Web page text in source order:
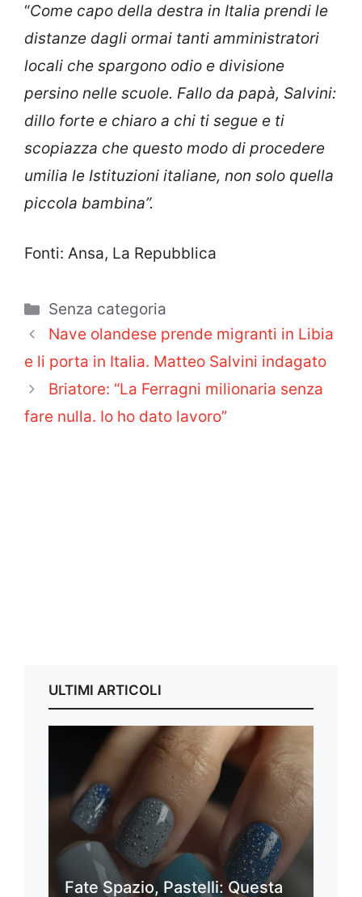
“Come capo della destra in Italia prendi le
distanze dagli ormai tanti amministratori
locali che spargono odio e divisione
persino nelle scuole. Fallo da papà, Salvini:
dillo forte e chiaro a chi ti segue e ti
scopiazza che questo modo di procedere
umilia le Istituzioni italiane, non solo quella
piccola bambina”.
Fonti: Ansa, La Repubblica
Categorie
Senza categoria
Nave olandese prende migranti in Libia
e li porta in Italia. Matteo Salvini indagato
Briatore: “La Ferragni milionaria senza
fare nulla. Io ho dato lavoro”
ULTIMI ARTICOLI
Fate Spazio, Pastelli: Questa